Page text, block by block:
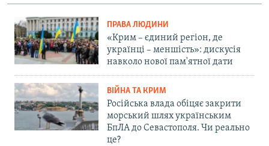
ПРАВА ЛЮДИНИ
«Крим – єдиний регіон, де
українці – меншість»: дискусія
навколо нової пам'ятної дати
ВІЙНА ТА КРИМ
Російська влада обіцяє закрити
морський шлях українським
БпЛА до Севастополя. Чи реально
це?